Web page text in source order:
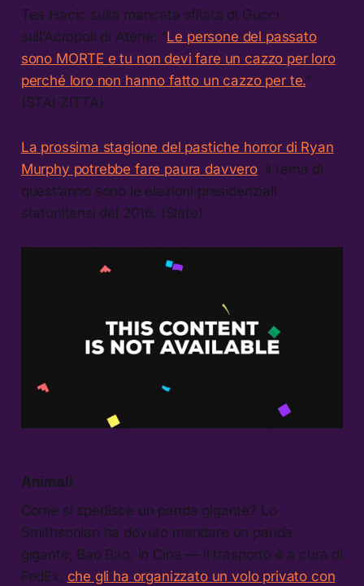
Tea Hacic sulla mancata sfilata di Gucci
sull’Acropoli di Atene: “Le persone del passato
sono MORTE e tu non devi fare un cazzo per loro
perché loro non hanno fatto un cazzo per te.”
(STAI ZITTA)
La prossima stagione del pastiche horror di Ryan
Murphy potrebbe fare paura davvero: il tema di
quest’anno sono le elezioni presidenziali
statunitensi del 2016. (Slate)
Animali
Come si spedisce un panda gigante? Lo
Smithsonian ha dovuto mandare un panda
gigante, Bao Bao, in Cina — il trasporto è a cura di
FedEx, che gli ha organizzato un volo privato con